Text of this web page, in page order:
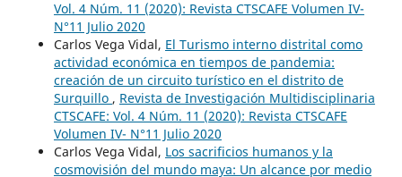
Vol. 4 Núm. 11 (2020): Revista CTSCAFE Volumen IV-
N°11 Julio 2020
Carlos Vega Vidal, El Turismo interno distrital como
actividad económica en tiempos de pandemia:
creación de un circuito turístico en el distrito de
Surquillo , Revista de Investigación Multidisciplinaria
CTSCAFE: Vol. 4 Núm. 11 (2020): Revista CTSCAFE
Volumen IV- N°11 Julio 2020
Carlos Vega Vidal, Los sacrificios humanos y la
cosmovisión del mundo maya: Un alcance por medio